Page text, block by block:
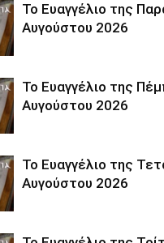
Το Ευαγγέλιο της
Αυγούστου 2026
Το Ευαγγέλιο της
Αυγούστου 2026
Το Ευαγγέλιο της
Αυγούστου 2026